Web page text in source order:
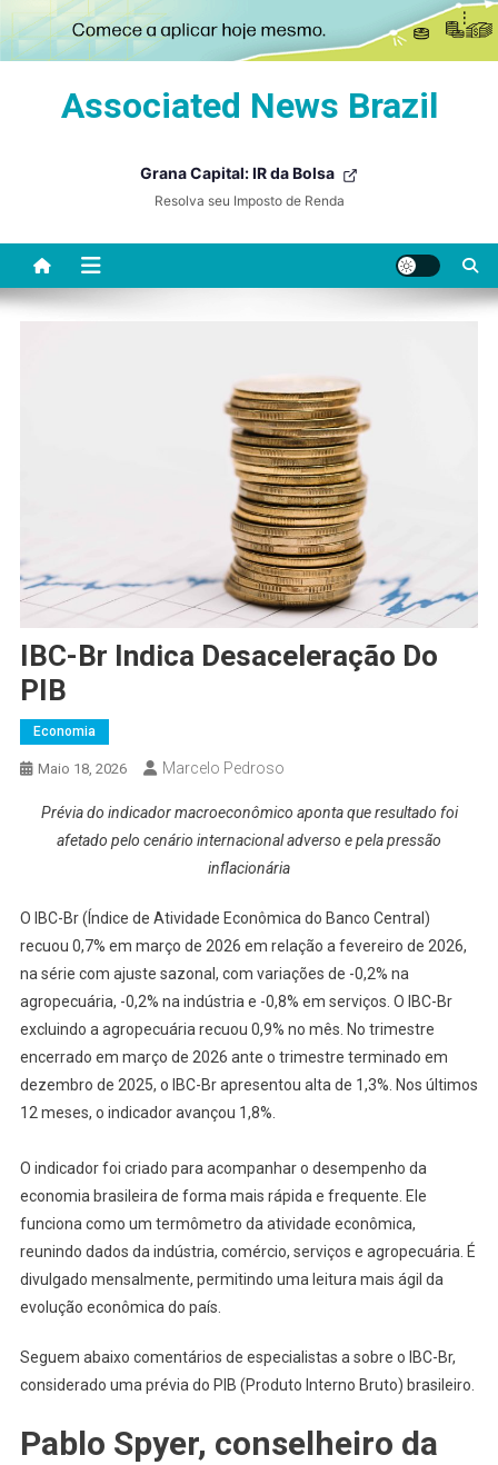
Associated News Brazil
Grana Capital: IR da Bolsa
Resolva seu Imposto de Renda
IBC-Br Indica Desaceleração Do
PIB
Economia
Maio 18, 2026 Marcelo Pedroso
Prévia do indicador macroeconômico aponta que resultado foi
afetado pelo cenário internacional adverso e pela pressão
inflacionária
O IBC-Br (Índice de Atividade Econômica do Banco Central)
recuou 0,7% em março de 2026 em relação a fevereiro de 2026,
na série com ajuste sazonal, com variações de -0,2% na
agropecuária, -0,2% na indústria e -0,8% em serviços. O IBC-Br
excluindo a agropecuária recuou 0,9% no mês. No trimestre
encerrado em março de 2026 ante o trimestre terminado em
dezembro de 2025, o IBC-Br apresentou alta de 1,3%. Nos últimos
12 meses, o indicador avançou 1,8%.
O indicador foi criado para acompanhar o desempenho da
economia brasileira de forma mais rápida e frequente. Ele
funciona como um termômetro da atividade econômica,
reunindo dados da indústria, comércio, serviços e agropecuária. É
divulgado mensalmente, permitindo uma leitura mais ágil da
evolução econômica do país.
Seguem abaixo comentários de especialistas a sobre o IBC-Br,
considerado uma prévia do PIB (Produto Interno Bruto) brasileiro.
Pablo Spyer, conselheiro da